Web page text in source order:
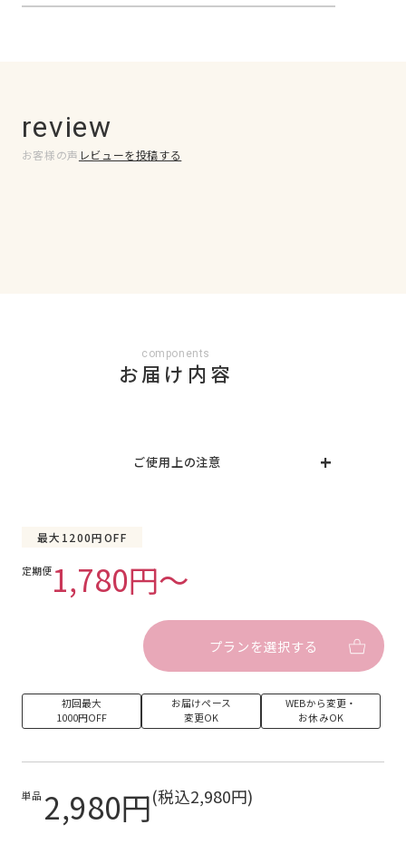
す。お住まいの地域や配送状況によっては、 お届
review
お客様の声 レビューを投稿する
components
お届け内容
ご使用上の注意
化して使用できなくなる場合があります。
がありますが、手のひらで温めていただくと柔らかく
なります。
弱くなります。ご使用前はせっけんで手をよく洗い、
アルコールパッドなどで爪と指の油分をしっかりふき
取ってください。また、接着面をできるだけ指で触ら
〇オフの際はネイルオイルなどを爪になじませ、付属
のウッドスティックでゆっくり剥がしてください。爪
を傷めますので絶対に無理にシールを剥がさないでく
〇ネイルの色味は写真と実物で異なる場合がございま
〇爪および皮膚に異常がある場合は使用しないでくだ
さい。爪の状態によってはUV/LEDライト照射時に熱
最大1200円OFF
定期便1,780円〜
プランを選択する
初回最大
1000円OFF
お届けペース
変更OK
WEBから変更・
お休みOK
単品 2,980円(税込2,980円)